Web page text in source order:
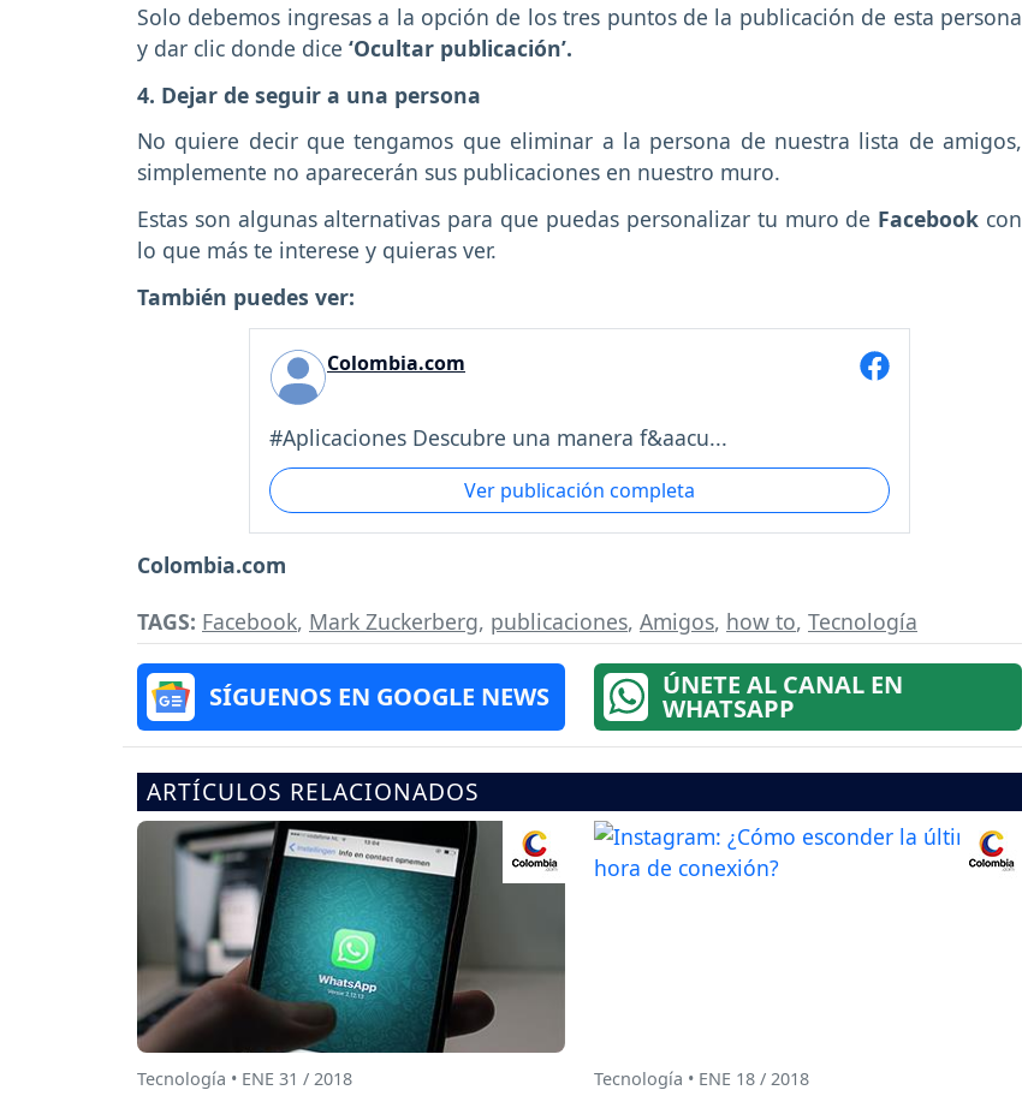
Solo debemos ingresas a la opción de los tres puntos de la publicación de esta persona
y dar clic donde dice ‘Ocultar publicación’.
4. Dejar de seguir a una persona
No quiere decir que tengamos que eliminar a la persona de nuestra lista de amigos,
simplemente no aparecerán sus publicaciones en nuestro muro.
Estas son algunas alternativas para que puedas personalizar tu muro de Facebook con
lo que más te interese y quieras ver.
También puedes ver:
Colombia.com
#Aplicaciones Descubre una manera f&aacu...
Ver publicación completa
Colombia.com
TAGS: Facebook, Mark Zuckerberg, publicaciones, Amigos, how to, Tecnología
SÍGUENOS EN GOOGLE NEWS ÚNETE AL CANAL EN
WHATSAPP
ARTÍCULOS RELACIONADOS
Tecnología • ENE 31 / 2018 Tecnología • ENE 18 / 2018